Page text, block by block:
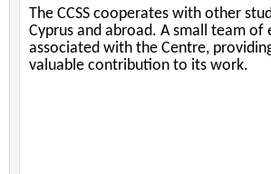
The CCSS cooperates with other
Cyprus and abroad. A small team of
associated with the Centre,
valuable contribution to its work.